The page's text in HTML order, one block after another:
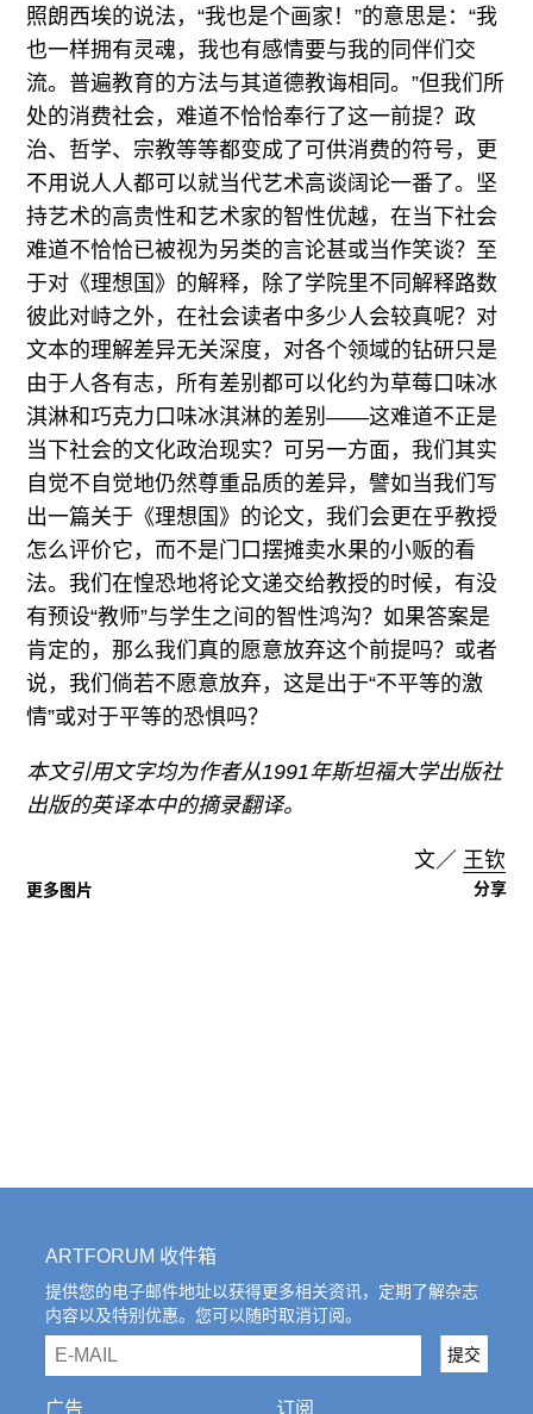
照朗西埃的说法，“我也是个画家！”的意思是：“我
也一样拥有灵魂，我也有感情要与我的同伴们交
流。普遍教育的方法与其道德教诲相同。”但我们所
处的消费社会，难道不恰恰奉行了这一前提？政
治、哲学、宗教等等都变成了可供消费的符号，更
不用说人人都可以就当代艺术高谈阔论一番了。坚
持艺术的高贵性和艺术家的智性优越，在当下社会
难道不恰恰已被视为另类的言论甚或当作笑谈？至
于对《理想国》的解释，除了学院里不同解释路数
彼此对峙之外，在社会读者中多少人会较真呢？对
文本的理解差异无关深度，对各个领域的钻研只是
由于人各有志，所有差别都可以化约为草莓口味冰
淇淋和巧克力口味冰淇淋的差别——这难道不正是
当下社会的文化政治现实？可另一方面，我们其实
自觉不自觉地仍然尊重品质的差异，譬如当我们写
出一篇关于《理想国》的论文，我们会更在乎教授
怎么评价它，而不是门口摆摊卖水果的小贩的看
法。我们在惶恐地将论文递交给教授的时候，有没
有预设“教师”与学生之间的智性鸿沟？如果答案是
肯定的，那么我们真的愿意放弃这个前提吗？或者
说，我们倘若不愿意放弃，这是出于“不平等的激
情”或对于平等的恐惧吗？
本文引用文字均为作者从1991年斯坦福大学出版社
出版的英译本中的摘录翻译。
文／ 王钦
更多图片 分享
ARTFORUM 收件箱
提供您的电子邮件地址以获得更多相关资讯，定期了解杂志
内容以及特别优惠。您可以随时取消订阅。
email 提交
广告 订阅